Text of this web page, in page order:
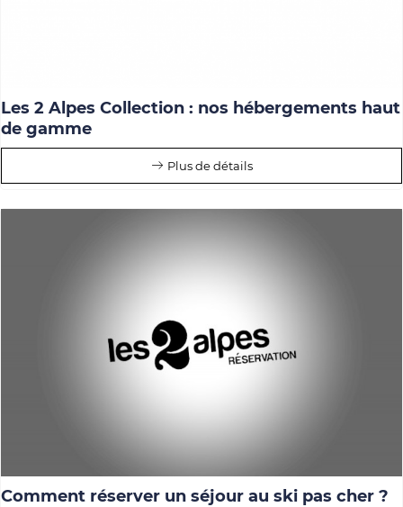
Les 2 Alpes Collection : nos hébergements haut
de gamme
Plus de détails
Comment réserver un séjour au ski pas cher ?